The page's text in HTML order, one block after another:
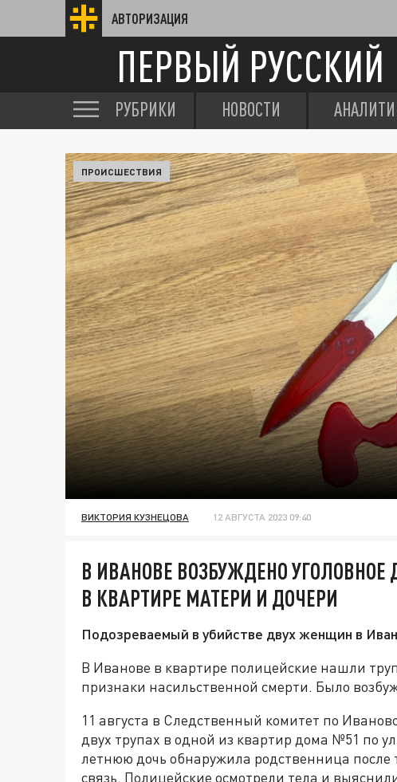
АВТОРИЗАЦИЯ
ПЕРВЫЙ РУССКИЙ
РУБРИКИ НОВОСТИ
ПРОИСШЕСТВИЯ
ВИКТОРИЯ КУЗНЕЦОВА 12 АВГУСТА 2023 09:40
В ИВАНОВЕ ВОЗБУЖДЕНО УГОЛОВНОЕ
В КВАРТИРЕ МАТЕРИ И ДОЧЕРИ
Подозреваемый в убийстве двух женщин в
В Иванове в квартире полицейские нашли
признаки насильственной смерти. Было
11 августа в Следственный комитет по
двух трупах в одной из квартир дома №51 по
летнюю дочь обнаружила родственница после
связь. Полицейские осмотрели тела и